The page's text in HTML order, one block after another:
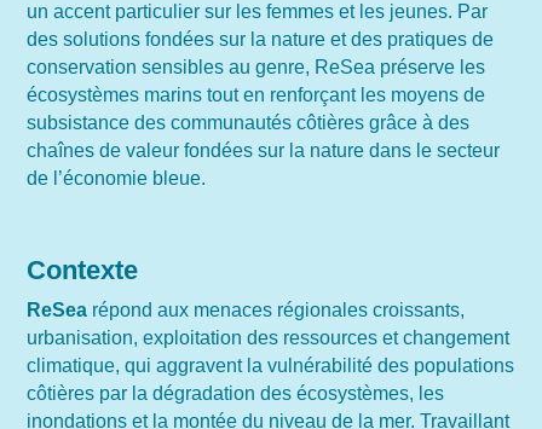
un accent particulier sur les femmes et les jeunes. Par
des solutions fondées sur la nature et des pratiques de
conservation sensibles au genre, ReSea préserve les
écosystèmes marins tout en renforçant les moyens de
subsistance des communautés côtières grâce à des
chaînes de valeur fondées sur la nature dans le secteur
de l’économie bleue.
Contexte
ReSea répond aux menaces régionales croissants,
urbanisation, exploitation des ressources et changement
climatique, qui aggravent la vulnérabilité des populations
côtières par la dégradation des écosystèmes, les
inondations et la montée du niveau de la mer. Travaillant